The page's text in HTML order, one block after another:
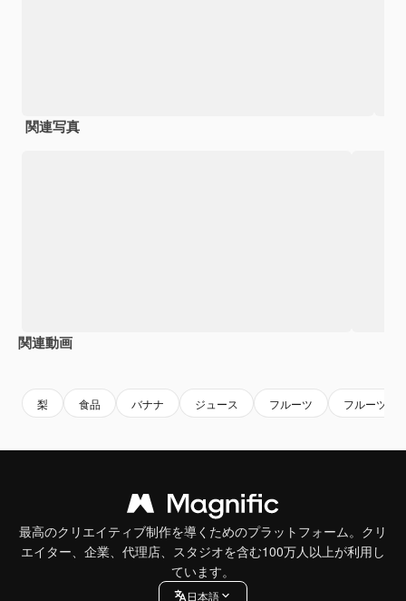
関連写真
関連動画
梨 食品 バナナ ジュース フルーツ フルーツジ
最高のクリエイティブ制作を導くためのプラットフォーム。クリ
エイター、企業、代理店、スタジオを含む100万人以上が利用し
ています。
日本語